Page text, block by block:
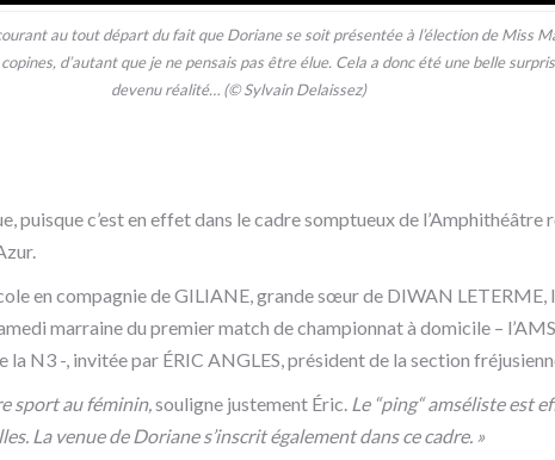
au tout départ du fait que Doriane se soit présentée à l’élection de Miss
d’autant que je ne pensais pas être élue. Cela a donc été une belle
devenu réalité… (© Sylvain Delaissez)
c’est en effet dans le cadre somptueux de
en compagnie de GILIANE, grande sœur de DIWAN LETERME,
marraine du premier match de championnat à domicile –
N3 -, invitée par ÉRIC ANGLES, président de la section
sport au féminin,souligne justement Éric. Le “ping“ amséliste est
La venue de Doriane s’inscrit également dans ce cadre. »